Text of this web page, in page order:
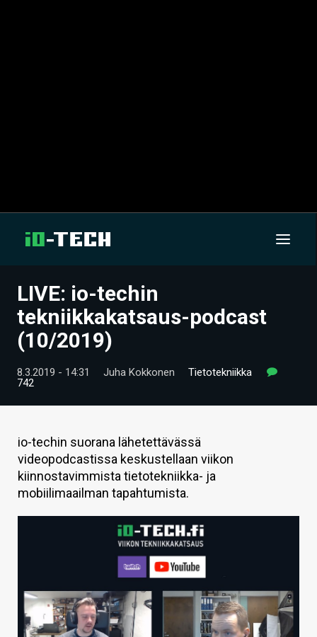
UUTISET
ARTIKKELIT
VIDEOT
HINTA.FI
KAUPPA
VAIHDA TEEMA
LIVE: io-techin
tekniikkakatsaus-podcast
(10/2019)
8.3.2019 - 14:31 Juha Kokkonen
Tietotekniikka
742
io-techin suorana lähetettävässä
videopodcastissa keskustellaan viikon
kiinnostavimmista tietotekniikka- ja
mobiilimaailman tapahtumista.